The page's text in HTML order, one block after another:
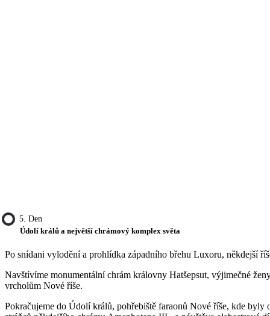
5. Den
Údolí králů a největší chrámový komplex světa
Po snídani vylodění a prohlídka západního břehu Luxoru, někdejší
Navštívíme monumentální chrám královny Hatšepsut, výjimečné
vrcholům Nové říše.
Pokračujeme do Údolí králů, pohřebiště faraonů Nové říše, kde